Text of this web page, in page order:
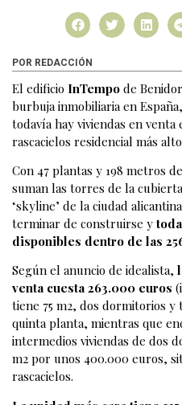
POR REDACCIÓN
El edificio InTempo de
burbuja inmobiliaria en
todavía hay viviendas en
rascacielos residencial más
Con 47 plantas y 198 metros
suman las torres de la
‘skyline’ de la ciudad
terminar de construirse y
disponibles dentro de las
Según el anuncio de idealista,
venta cuesta 263.000 euros
tiene 75 m2, dos dormitorios
quinta planta, mientras que
intermedios viviendas de dos
m2 por unos 400.000 euros,
rascacielos.